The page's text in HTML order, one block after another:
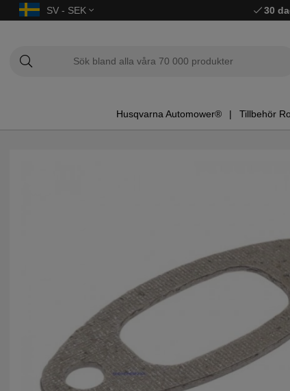
SV - SEK 30
Husqvarna Automower® Tillbehör